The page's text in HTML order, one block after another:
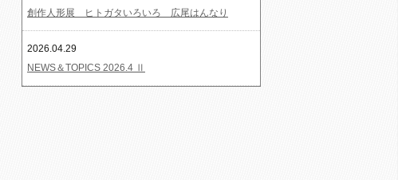
創作人形展 ヒトガタいろいろ 広尾はんなり
2026.04.29
NEWS＆TOPICS 2026.4 Ⅱ